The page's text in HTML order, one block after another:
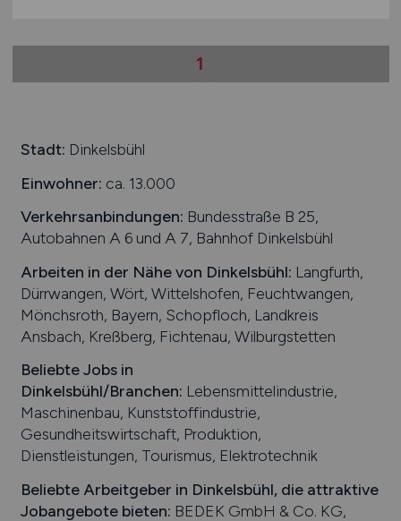
1
Stadt: Dinkelsbühl
Einwohner: ca. 13.000
Verkehrsanbindungen: Bundesstraße B 25,
Autobahnen A 6 und A 7, Bahnhof Dinkelsbühl
Arbeiten in der Nähe von Dinkelsbühl: Langfurth,
Dürrwangen, Wört, Wittelshofen, Feuchtwangen,
Mönchsroth, Bayern, Schopfloch, Landkreis
Ansbach, Kreßberg, Fichtenau, Wilburgstetten
Beliebte Jobs in
Dinkelsbühl/Branchen: Lebensmittelindustrie,
Maschinenbau, Kunststoffindustrie,
Gesundheitswirtschaft, Produktion,
Dienstleistungen, Tourismus, Elektrotechnik
Beliebte Arbeitgeber in Dinkelsbühl, die attraktive
Jobangebote bieten: BEDEK GmbH & Co. KG,